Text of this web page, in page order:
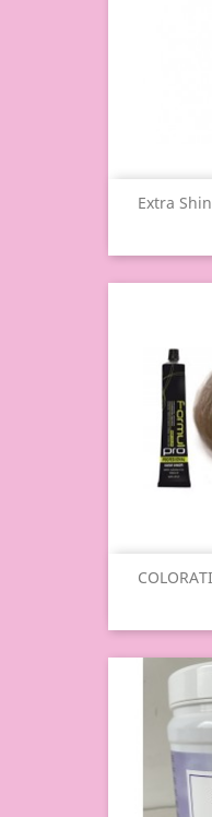
Extra